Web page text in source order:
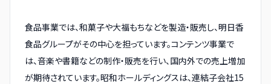
食品事業では、和菓子や大福もちなどを製造・販売し、明日香
食品グループがその中心を担っています。コンテンツ事業で
は、音楽や書籍などの制作・販売を行い、国内外での売上増加
が期待されています。昭和ホールディングスは、連結子会社15